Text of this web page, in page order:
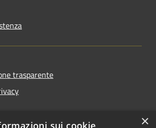
trasparente
accessibilità
×
sui cookie